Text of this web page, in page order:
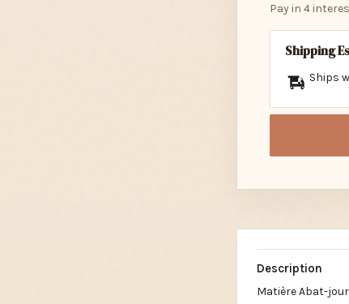
Pay in 4
Shipping
Ships
Description
Matière Abat-